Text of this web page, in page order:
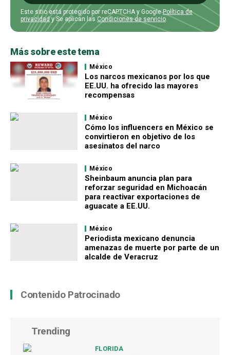
Este sitio está protegido por reCAPTCHA y GooglePolítica de
privacidady Se aplican las Condiciones de servicio.
Más sobre este tema
México
Los narcos mexicanos por los que
EE.UU. ha ofrecido las mayores
recompensas
México
Cómo los influencers en México se
convirtieron en objetivo de los
asesinatos del narco
México
Sheinbaum anuncia plan para
reforzar seguridad en Michoacán
para reactivar exportaciones de
aguacate a EE.UU.
México
Periodista mexicano denuncia
amenazas de muerte por parte de un
alcalde de Veracruz
Contenido Patrocinado
Trending
FLORIDA